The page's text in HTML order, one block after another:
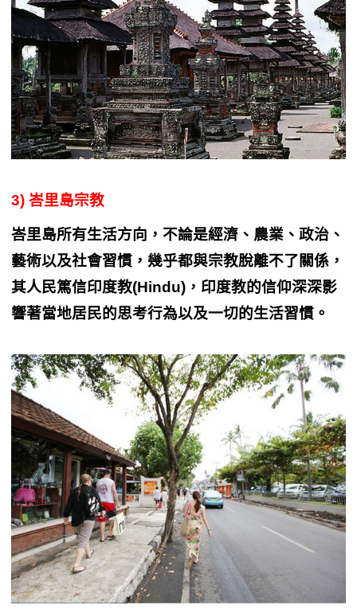
3) 峇里島宗教
峇里島所有生活方向，不論是經濟、農業、政治、
藝術以及社會習慣，幾乎都與宗教脫離不了關係，
其人民篤信印度教(Hindu)，印度教的信仰深深影
響著當地居民的思考行為以及一切的生活習慣。